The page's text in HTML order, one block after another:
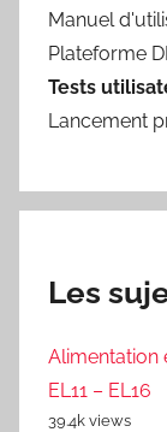
Manuel
Plateforme
Tests
Lancement
Les
Alimentation
EL11 – EL16
39.4k views